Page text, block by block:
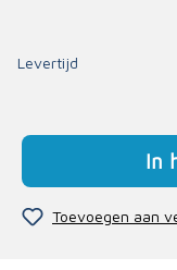
Levertijd
In
Toevoegen aan